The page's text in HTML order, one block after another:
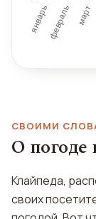
СВОИМИ
О погоде
Клайпеда,
своих